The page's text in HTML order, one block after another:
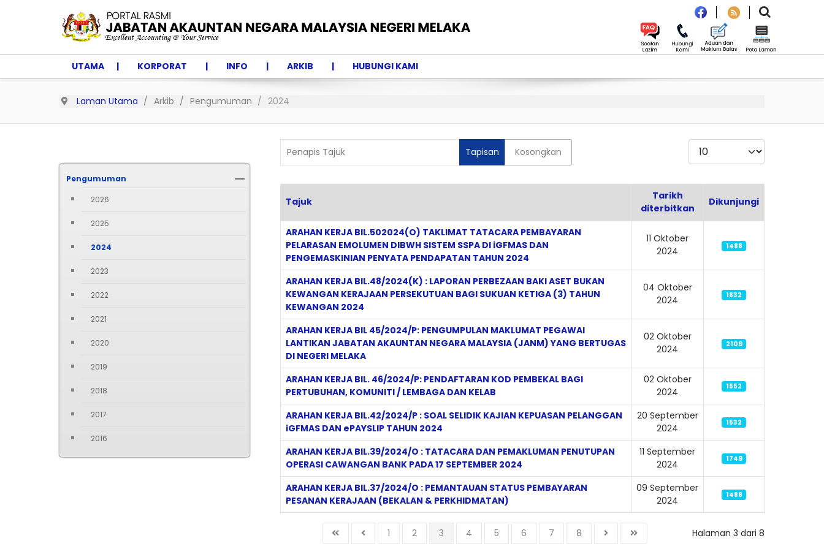
UTAMA KORPORAT INFO ARKIB HUBUNGI KAMI
Laman Utama Arkib Pengumuman 2024
Pengumuman
2026
2025
2024
2023
2022
2021
2020
2019
2018
2017
2016
Tapisan Kosongkan
Paparkan
Tajuk
Tarikh
diterbitkan
Dikunjungi
ARAHAN KERJA BIL.502024(O) TAKLIMAT TATACARA PEMBAYARAN
PELARASAN EMOLUMEN DIBWH SISTEM SSPA DI iGFMAS DAN
PENGEMASKINIAN PENYATA PENDAPATAN TAHUN 2024
11 Oktober
2024
1488
ARAHAN KERJA BIL.48/2024(K) : LAPORAN PERBEZAAN BAKI ASET BUKAN
KEWANGAN KERAJAAN PERSEKUTUAN BAGI SUKUAN KETIGA (3) TAHUN
KEWANGAN 2024
04 Oktober
2024
1832
ARAHAN KERJA BIL 45/2024/P: PENGUMPULAN MAKLUMAT PEGAWAI
LANTIKAN JABATAN AKAUNTAN NEGARA MALAYSIA (JANM) YANG BERTUGAS
DI NEGERI MELAKA
02 Oktober
2024
2109
ARAHAN KERJA BIL. 46/2024/P: PENDAFTARAN KOD PEMBEKAL BAGI
PERTUBUHAN, KOMUNITI / LEMBAGA DAN KELAB
02 Oktober
2024
1552
ARAHAN KERJA BIL.42/2024/P : SOAL SELIDIK KAJIAN KEPUASAN PELANGGAN
iGFMAS DAN ePAYSLIP TAHUN 2024
20 September
2024
1532
ARAHAN KERJA BIL.39/2024/O : TATACARA DAN PEMAKLUMAN PENUTUPAN
OPERASI CAWANGAN BANK PADA 17 SEPTEMBER 2024
11 September
2024
1749
ARAHAN KERJA BIL.37/2024/O : PEMANTAUAN STATUS PEMBAYARAN
PESANAN KERAJAAN (BEKALAN & PERKHIDMATAN)
09 September
2024
1488
Halaman 3 dari 8
1 2 3 4 5 6 7 8